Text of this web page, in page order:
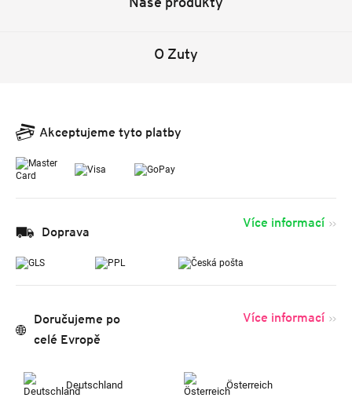
O Zuty
Akceptujeme tyto platby
Doprava
Více informací
Doručujeme po
celé Evropě
Více informací
Deutschland Österreich